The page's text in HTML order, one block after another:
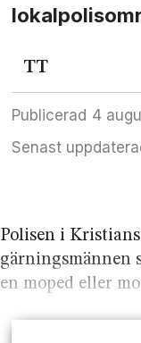
TT
Publicerad
4
Senast
Polisen i
gärningsmännen
en moped eller